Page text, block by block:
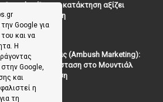
Google για
και να
Η
Google,
και
η
τη
Complex: Όταν η κατάκτηση αξίζει
από τη σχέση
2026
της Ενέδρας (Ambush Marketing):
την παράσταση στο Μουντιάλ
πρόσκληση
2026